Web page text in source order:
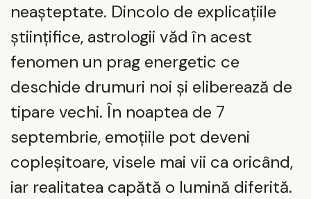
neașteptate. Dincolo de explicațiile
științifice, astrologii văd în acest
fenomen un prag energetic ce
deschide drumuri noi și eliberează de
tipare vechi. În noaptea de 7
septembrie, emoțiile pot deveni
copleșitoare, visele mai vii ca oricând,
iar realitatea capătă o lumină diferită.